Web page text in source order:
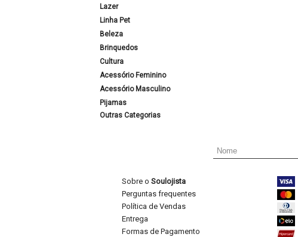
Lazer
Linha Pet
Beleza
Brinquedos
Cultura
Acessório Feminino
Acessório Masculino
Pijamas
Outras Categorias
Sobre o Soulojista
Perguntas frequentes
Política de Vendas
Entrega
Formas de Pagamento